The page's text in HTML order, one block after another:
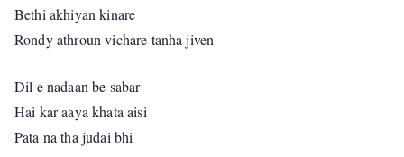
Bethi akhiyan kinare
Rondy athroun vichare tanha jiven
Dil e nadaan be sabar
Hai kar aaya khata aisi
Pata na tha judai bhi